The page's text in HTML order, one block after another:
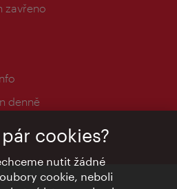
zavřeno
denně
cookies?
nutit žádné
cookie, neboli